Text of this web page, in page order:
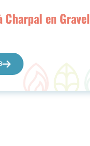
Charpal en Gravel